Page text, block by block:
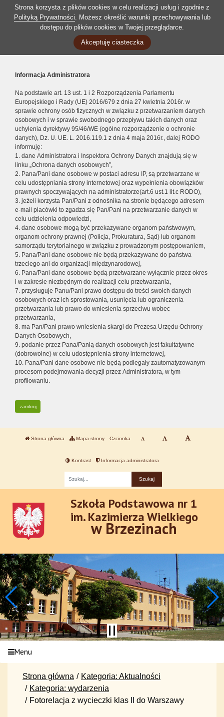
Strona korzysta z plików cookies w celu realizacji usług i zgodnie z
Polityką Prywatności. Możesz określić warunki przechowywania lub
dostępu do plików cookies w Twojej przeglądarce.
Akceptuję ciasteczka
Informacja Administratora
Na podstawie art. 13 ust. 1 i 2 Rozporządzenia Parlamentu
Europejskiego i Rady (UE) 2016/679 z dnia 27 kwietnia 2016r. w
sprawie ochrony osób fizycznych w związku z przetwarzaniem danych
osobowych i w sprawie swobodnego przepływu takich danych oraz
uchylenia dyrektywy 95/46/WE (ogólne rozporządzenie o ochronie
danych), Dz. U. UE. L. 2016.119.1 z dnia 4 maja 2016r., dalej RODO
informuję:
1. dane Administratora i Inspektora Ochrony Danych znajdują się w
linku „Ochrona danych osobowych”,
2. Pana/Pani dane osobowe w postaci adresu IP, są przetwarzane w
celu udostępniania strony internetowej oraz wypełnienia obowiązków
prawnych spoczywających na administratorze(art.6 ust.1 lit.c RODO),
3. jeżeli korzysta Pan/Pani z odnośnika na stronie będącego adresem
e-mail placówki to zgadza się Pan/Pani na przetwarzanie danych w
celu udzielenia odpowiedzi,
4. dane osobowe mogą być przekazywane organom państwowym,
organom ochrony prawnej (Policja, Prokuratura, Sąd) lub organom
samorządu terytorialnego w związku z prowadzonym postępowaniem,
5. Pana/Pani dane osobowe nie będą przekazywane do państwa
trzeciego ani do organizacji międzynarodowej,
6. Pana/Pani dane osobowe będą przetwarzane wyłącznie przez okres
i w zakresie niezbędnym do realizacji celu przetwarzania,
7. przysługuje Panu/Pani prawo dostępu do treści swoich danych
osobowych oraz ich sprostowania, usunięcia lub ograniczenia
przetwarzania lub prawo do wniesienia sprzeciwu wobec
przetwarzania,
8. ma Pan/Pani prawo wniesienia skargi do Prezesa Urzędu Ochrony
Danych Osobowych,
9. podanie przez Pana/Panią danych osobowych jest fakultatywne
(dobrowolne) w celu udostępnienia strony internetowej,
10. Pana/Pani dane osobowe nie będą podlegały zautomatyzowanym
procesom podejmowania decyzji przez Administratora, w tym
profilowaniu.
zamknij
Strona główna Mapa strony Czcionka
Kontrast Informacja administratora
Szkoła Podstawowa nr 1
im. Kazimierza Wielkiego
w Brzezinach
Menu
Strona główna
Kategoria: Aktualności
Kategoria: wydarzenia
Fotorelacja z wycieczki klas II do Warszawy